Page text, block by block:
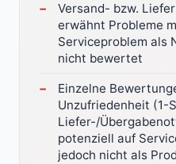
Versand- bzw.
erwähnt Probleme
Serviceproblem als
nicht bewertet
Einzelne
Unzufriedenheit (1-
Liefer-/
potenziell auf
jedoch nicht als